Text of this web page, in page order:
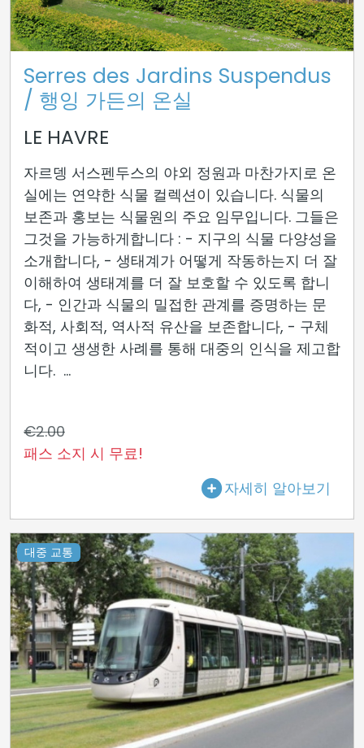
Serres des Jardins Suspendus
/ 행잉 가든의 온실
LE HAVRE
자르뎅 서스펜두스의 야외 정원과 마찬가지로 온
실에는 연약한 식물 컬렉션이 있습니다. 식물의
보존과 홍보는 식물원의 주요 임무입니다. 그들은
그것을 가능하게합니다 : - 지구의 식물 다양성을
소개합니다, - 생태계가 어떻게 작동하는지 더 잘
이해하여 생태계를 더 잘 보호할 수 있도록 합니
다, - 인간과 식물의 밀접한 관계를 증명하는 문
화적, 사회적, 역사적 유산을 보존합니다, - 구체
적이고 생생한 사례를 통해 대중의 인식을 제고합
니다. ...
€2.00
패스 소지 시 무료!
자세히 알아보기
대중 교통